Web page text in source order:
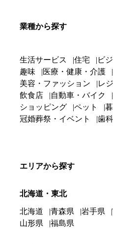
業種から探す
生活サービス 住宅 ビ
趣味
医療・健康・介護
美容・ファッション
レ
飲食店
自動車・バイク
ショッピング
ペット
冠婚葬祭・イベント
歯科
エリアから探す
北海道・東北
北海道 青森県 岩手県
山形県
福島県